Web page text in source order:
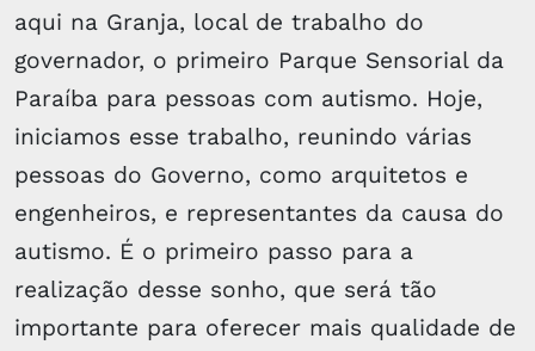
aqui na Granja, local de trabalho do
governador, o primeiro Parque Sensorial da
Paraíba para pessoas com autismo. Hoje,
iniciamos esse trabalho, reunindo várias
pessoas do Governo, como arquitetos e
engenheiros, e representantes da causa do
autismo. É o primeiro passo para a
realização desse sonho, que será tão
importante para oferecer mais qualidade de